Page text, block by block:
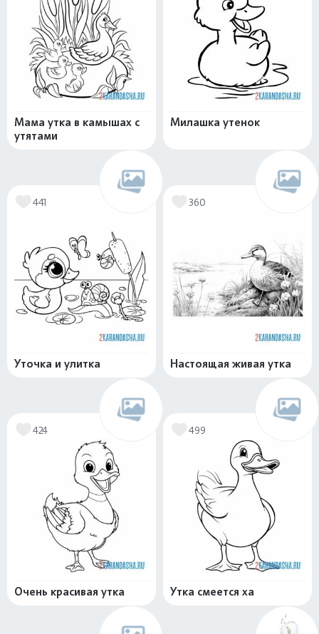
Мама утка в камышах с
утятами
Милашка утенок
441
Уточка и улитка
360
Настоящая живая утка
424
Очень красивая утка
499
Утка смеется ха